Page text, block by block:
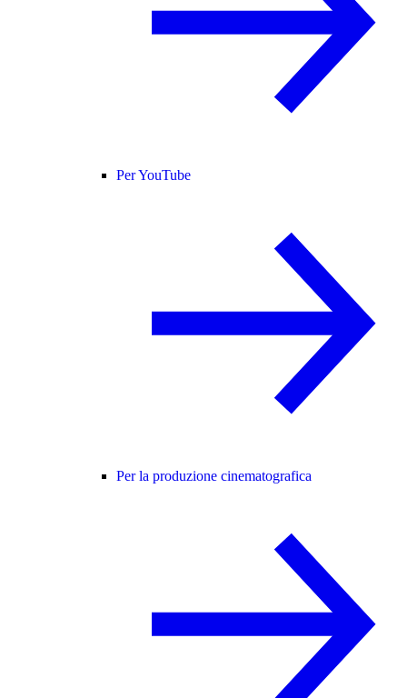
Per YouTube
Per la produzione cinematografica